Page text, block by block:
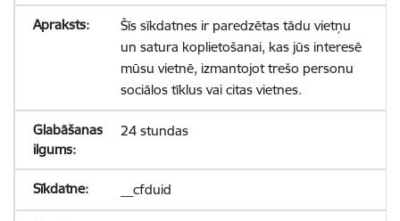
Šīs sīkdatnes ir paredzētas tādu vietņu
un satura koplietošanai, kas jūs interesē
mūsu vietnē, izmantojot trešo personu
sociālos tīklus vai citas vietnes.
24 stundas
__cfduid